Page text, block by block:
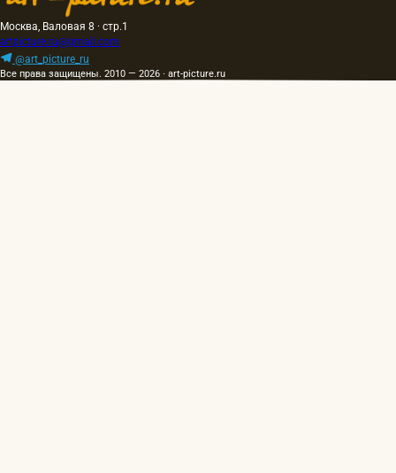
Москва, Валовая 8 · стр.1
artpicture.ru@gmail.com
@art_picture_ru
Все права защищены. 2010 — 2026 · art-picture.ru